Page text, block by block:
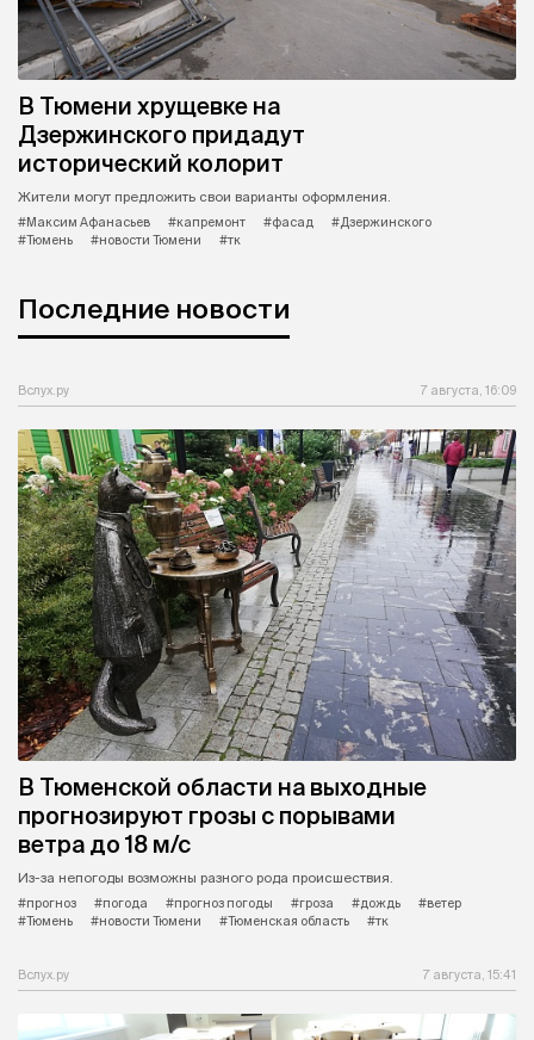
В Тюмени хрущевке на
Дзержинского придадут
исторический колорит
Жители могут предложить свои варианты оформления.
#Максим Афанасьев
#капремонт #фасад
#Дзержинского
#Тюмень
#новости Тюмени #тк
Последние новости
Вслух.ру 7 августа, 16:09
В Тюменской области на выходные
прогнозируют грозы с порывами
ветра до 18 м/с
Из-за непогоды возможны разного рода происшествия.
#прогноз
#погода #прогноз погоды #гроза #дождь
#ветер
#Тюмень
#новости Тюмени #Тюменская область #тк
Вслух.ру 7 августа, 15:41